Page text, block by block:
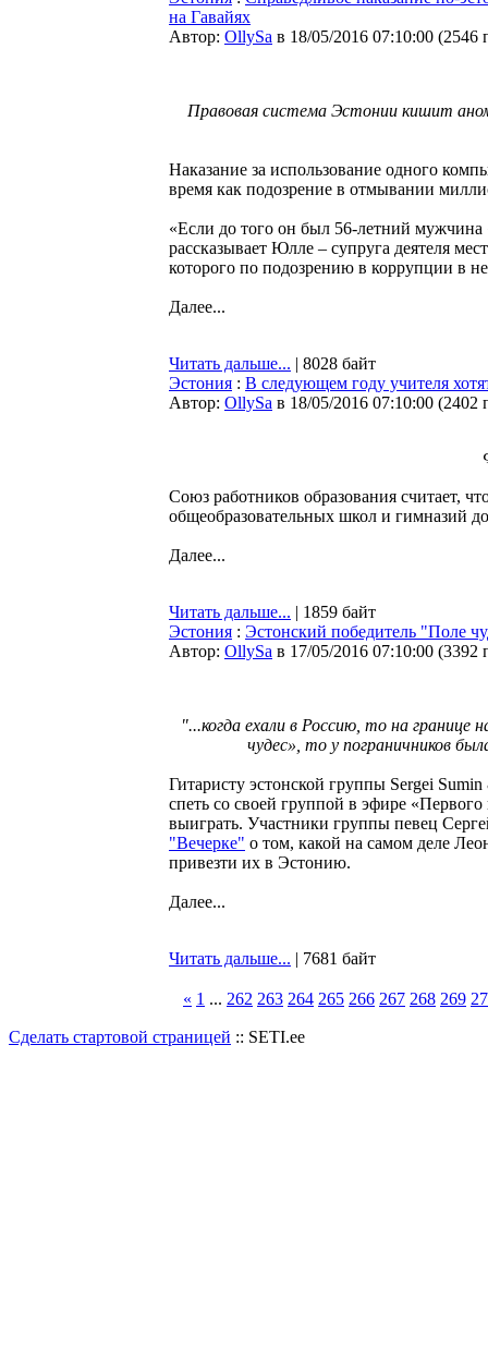
на Гавайях
Автор: OllySa в 18/05/2016 07:10:00 (2546
Правовая система Эстонии кишит
Наказание за использование одного
время как подозрение в отмывании
«Если до того он был 56-летний мужчина
рассказывает Юлле – супруга деятеля
которого по подозрению в коррупции в
Далее...
Читать дальше... | 8028 байт
Эстония : В следующем году учителя
Автор: OllySa в 18/05/2016 07:10:00 (2402
Союз работников образования считает,
общеобразовательных школ и гимназий
Далее...
Читать дальше... | 1859 байт
Эстония : Эстонский победитель "Поле
Автор: OllySa в 17/05/2016 07:10:00 (3392
"...когда ехали в Россию, то на
чудес», то у пограничников
Гитаристу эстонской группы Sergei
спеть со своей группой в эфире
выиграть. Участники группы певец
"Вечерке" о том, какой на самом деле
привезти их в Эстонию.
Далее...
Читать дальше... | 7681 байт
« 1 ... 262 263 264 265 266 267 268 269
Сделать стартовой страницей :: SETI.ee